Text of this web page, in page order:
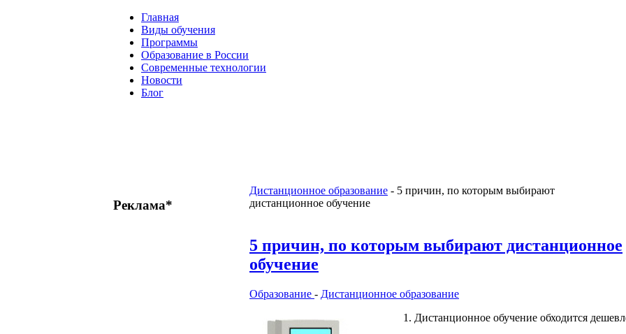
Главная
Виды обучения
Программы
Образование в России
Современные технологии
Новости
Блог
Дистанционное образование - 5 причин, по которым выбирают
дистанционное обучение
5 причин, по которым выбирают дистанционное
обучение
Образование - Дистанционное образование
1. Дистанционное обучение обходится
Реклама*